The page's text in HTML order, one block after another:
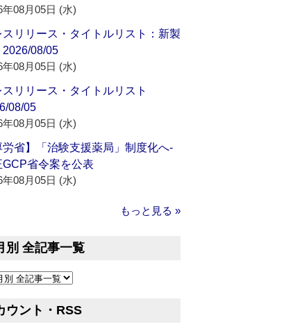
年08月05日 (水)
スリリース・タイトルリスト：新製
08/05
年08月05日 (水)
スリリース・タイトルリスト
08/05
年08月05日 (水)
労省】「治験支援薬局」制度化へ‐
GCP省令案を公表
年08月05日 (水)
もっと見る »
別 全記事一覧
ウント・RSS